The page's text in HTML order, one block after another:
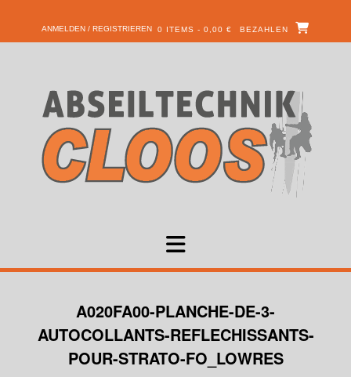
ANMELDEN / REGISTRIEREN 0 ITEMS - 0,00 € BEZAHLEN
A020FA00-PLANCHE-DE-3-
AUTOCOLLANTS-REFLECHISSANTS-
POUR-STRATO-FO_LOWRES